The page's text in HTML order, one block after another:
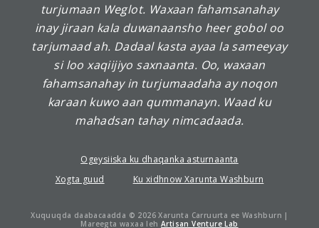
turjumaan Weglot. Waxaan fahamsanahay
inay jiraan kala duwanaansho heer gobol oo
tarjumaad ah. Dadaal kasta ayaa la sameeyay
si loo xaqiijiyo saxnaanta. Oo, waxaan
fahamsanahay in turjumaadaha ay noqon
karaan kuwo aan qummanayn. Waad ku
mahadsan tahay nimcadaada.
Ogeysiiska ku dhaqanka asturnaanta
Xogta guud
Ku xidhnow Xarunta Washburn
Xuquuqda daabacaadda © 2026 Xarunta Carruurta ee Washburn |
Mareegta waxaa leh Artisan Venture Lab